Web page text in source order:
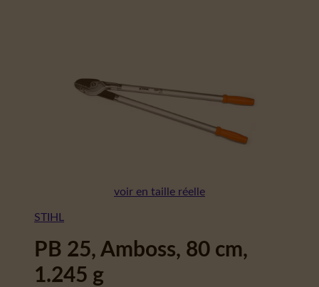
voir en taille réelle
STIHL
PB 25, Amboss, 80 cm,
1.245 g